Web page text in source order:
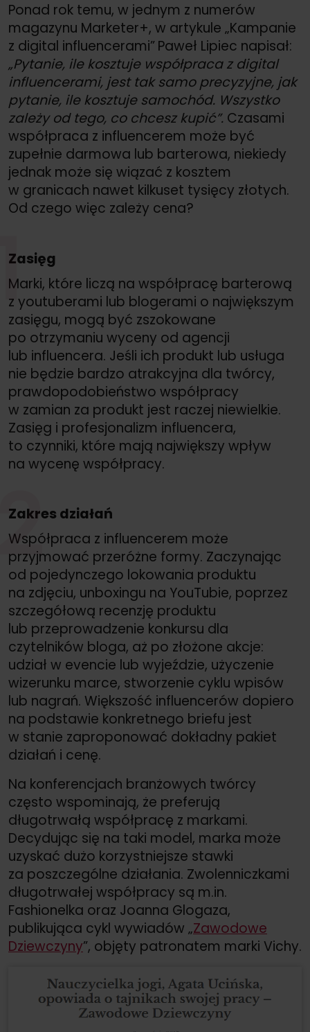
Ponad rok temu, w jednym z numerów
magazynu Marketer+, w artykule „Kampanie
z digital influencerami”Paweł Lipiec napisał:
„Pytanie, ile kosztuje współpraca z digital
influencerami, jest tak samo precyzyjne, jak
pytanie, ile kosztuje samochód. Wszystko
zależy od tego, co chcesz kupić”. Czasami
współpraca z influencerem może być
zupełnie darmowa lub barterowa, niekiedy
jednak może się wiązać z kosztem
w granicach nawet kilkuset tysięcy złotych.
Od czego więc zależy cena?
Zasięg
Marki, które liczą na współpracę barterową
z youtuberami lub blogerami o największym
zasięgu, mogą być zszokowane
po otrzymaniu wyceny od agencji
lub influencera. Jeśli ich produkt lub usługa
nie będzie bardzo atrakcyjna dla twórcy,
prawdopodobieństwo współpracy
w zamian za produkt jest raczej niewielkie.
Zasięg i profesjonalizm influencera,
to czynniki, które mają największy wpływ
na wycenę współpracy.
Zakres działań
Współpraca z influencerem może
przyjmować przeróżne formy. Zaczynając
od pojedynczego lokowania produktu
na zdjęciu, unboxingu na YouTubie, poprzez
szczegółową recenzję produktu
lub przeprowadzenie konkursu dla
czytelników bloga, aż po złożone akcje:
udział w evencie lub wyjeździe, użyczenie
wizerunku marce, stworzenie cyklu wpisów
lub nagrań. Większość influencerów dopiero
na podstawie konkretnego briefu jest
w stanie zaproponować dokładny pakiet
działań i cenę.
Na konferencjach branżowych twórcy
często wspominają, że preferują
długotrwałą współpracę z markami.
Decydując się na taki model, marka może
uzyskać dużo korzystniejsze stawki
za poszczególne działania. Zwolenniczkami
długotrwałej współpracy są m.in.
Fashionelka oraz Joanna Glogaza,
publikująca cykl wywiadów „Zawodowe
Dziewczyny”, objęty patronatem marki Vichy.